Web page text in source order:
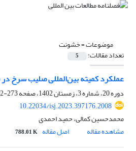
موضوعات =خشونت
تعداد مقالات: 5
عملکرد کمیته بین‌المللی صلیب سرخ در
دوره 20، شماره 3، زمستان 1402، صفحه
273-292
10.22034/isj.2023.397176.2008
محمدحسین کمالی، حمید احمدی
مشاهده مقاله
اصل مقاله 788.01 K